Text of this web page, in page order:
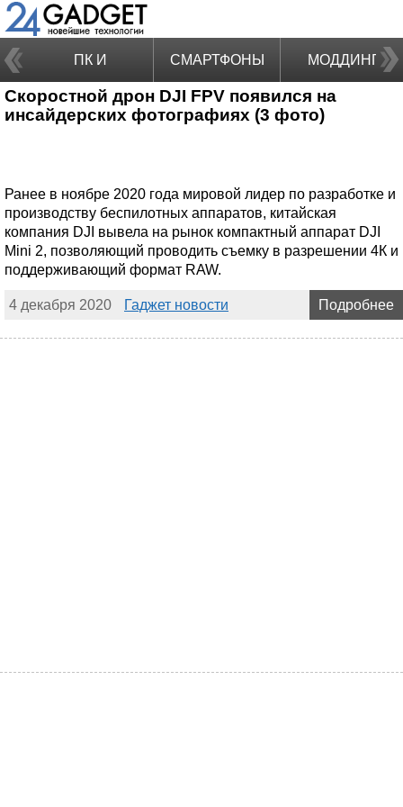
ПК И
НОУТБУКИ
СМАРТФОНЫ МОДДИНГ
Скоростной дрон DJI FPV появился на
инсайдерских фотографиях (3 фото)
Ранее в ноябре 2020 года мировой лидер по разработке и
производству беспилотных аппаратов, китайская
компания DJI вывела на рынок компактный аппарат DJI
Mini 2, позволяющий проводить съемку в разрешении 4К и
поддерживающий формат RAW.
4 декабря 2020 Гаджет новости Подробнее